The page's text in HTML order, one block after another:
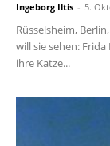
Ingeborg Iltis - 5.
Rüsselsheim,
will sie sehen:
ihre Katze...